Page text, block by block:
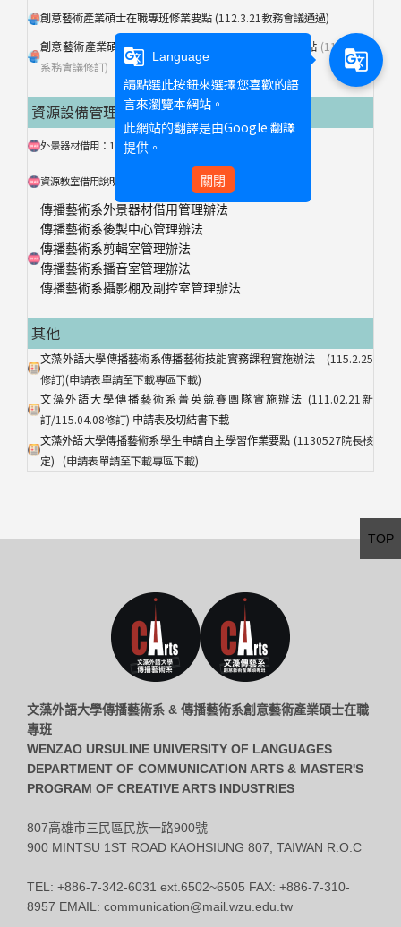
創意藝術產業碩士在職專班修業要點 (112.3.21教務會議通過)
創意藝術產業碩士在職專班研究生指導教授相關作業要點 (111.10.05
系務會議修訂)
資源設備管理
外景器材借用：1. 借用說明
資源教室借用說明：1 .資源教室借用說明2.借用網站
傳播藝術系外景器材借用管理辦法
傳播藝術系後製中心管理辦法
傳播藝術系剪輯室管理辦法
傳播藝術系播音室管理辦法
傳播藝術系攝影棚及副控室管理辦法
其他
文藻外語大學傳播藝術系傳播藝術技能實務課程實施辦法(115.2.25
修訂)(申請表單請至下載專區下載)
文藻外語大學傳播藝術系菁英競賽團隊實施辦法 (111.02.21新
訂/115.04.08修訂) 申請表及切結書下載
文藻外語大學傳播藝術系學生申請自主學習作業要點 (1130527院長核
定) (申請表單請至下載專區下載)
文藻外語大學傳播藝術系 & 傳播藝術系創意藝術產業碩士在職
專班
WENZAO URSULINE UNIVERSITY OF LANGUAGES
DEPARTMENT OF COMMUNICATION ARTS & MASTER'S
PROGRAM OF CREATIVE ARTS INDUSTRIES
807高雄市三民區民族一路900號
900 MINTSU 1ST ROAD KAOHSIUNG 807, TAIWAN R.O.C
TEL: +886-7-342-6031 ext.6502~6505 FAX: +886-7-310-
8957 EMAIL: communication@mail.wzu.edu.tw
TOP
g_translate Language
請點選此按鈕來選擇您喜歡的語
言來瀏覽本網站。
此網站的翻譯是由Google 翻譯
提供。
關閉
g_translate